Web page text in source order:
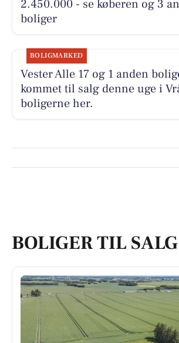
2.450.000 - se køberen og 3
boliger
BOLIGMARKED
Vester Alle 17 og 1 anden
kommet til salg denne uge i
boligerne her.
BOLIGER TIL